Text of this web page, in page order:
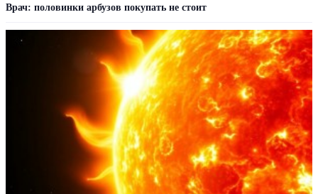
Врач: половинки арбузов покупать не стоит